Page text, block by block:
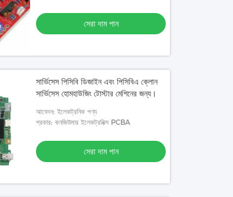
সেরা দাম পান
সার্ভিসেস পিসিবি ডিজাইন এবং পিসিবিএ ক্লোন
সার্ভিসেস হোমহাউজিং টোস্টার মেশিনের জন্য।
আবেদন: ইলেকট্রনিক পণ্য
প্রকার: কনজিউমার ইলেকট্রনিক্স PCBA
সেরা দাম পান